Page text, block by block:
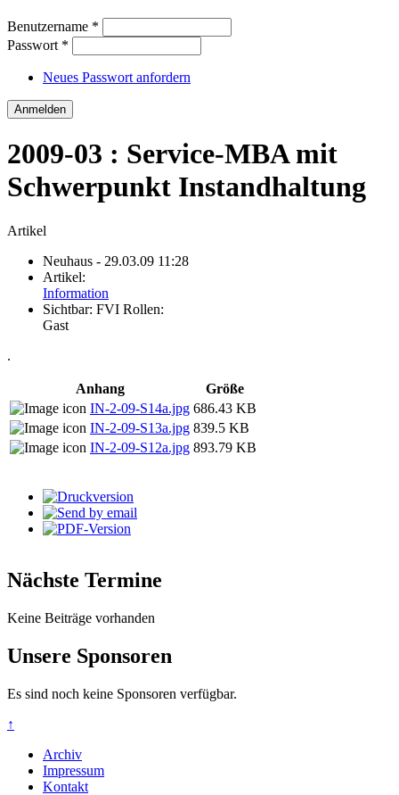
Benutzername *
Passwort *
Neues Passwort anfordern
2009-03 : Service-MBA mit
Schwerpunkt Instandhaltung
Artikel
Neuhaus - 29.03.09 11:28
Artikel:
Information
Sichtbar: FVI Rollen:
Gast
.
Anhang
Größe
IN-2-09-S14a.jpg 686.43 KB
IN-2-09-S13a.jpg 839.5 KB
IN-2-09-S12a.jpg 893.79 KB
Nächste Termine
Keine Beiträge vorhanden
Unsere Sponsoren
Es sind noch keine Sponsoren verfügbar.
↑
Archiv
Impressum
Kontakt